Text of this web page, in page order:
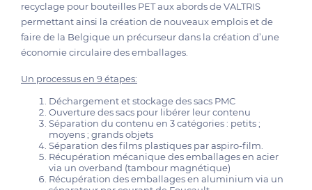
recyclage pour bouteilles PET aux abords de VALTRIS
permettant ainsi la création de nouveaux emplois et de
faire de la Belgique un précurseur dans la création d’une
économie circulaire des emballages.
Un processus en 9 étapes:
Déchargement et stockage des sacs PMC
Ouverture des sacs pour libérer leur contenu
Séparation du contenu en 3 catégories : petits ;
moyens ; grands objets
Séparation des films plastiques par aspiro-film.
Récupération mécanique des emballages en acier
via un overband (tambour magnétique)
Récupération des emballages en aluminium via un